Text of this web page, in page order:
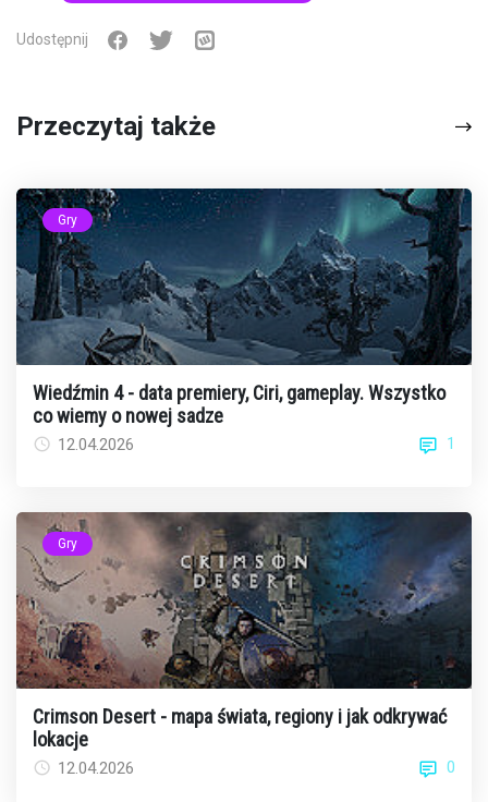
Udostępnij
Przeczytaj także
Gry
Wiedźmin 4 - data premiery, Ciri, gameplay. Wszystko
co wiemy o nowej sadze
12.04.2026 1
Gry
Crimson Desert - mapa świata, regiony i jak odkrywać
lokacje
12.04.2026 0